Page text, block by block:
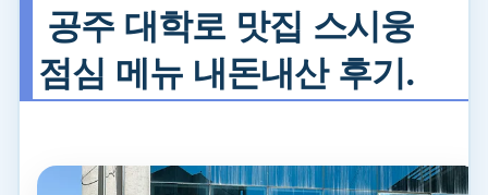
공주 대학로 맛집 스시웅
점심 메뉴 내돈내산 후기.